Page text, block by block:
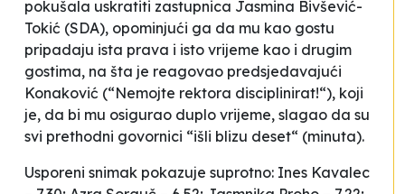
pokušala uskratiti zastupnica Jasmina Bivšević-
Tokić (SDA), opominjući ga da mu kao gostu
pripadaju ista prava i isto vrijeme kao i drugim
gostima, na šta je reagovao predsjedavajući
Konaković (“Nemojte rektora disciplinirat!“), koji
je, da bi mu osigurao duplo vrijeme, slagao da su
svi prethodni govornici “išli blizu deset“ (minuta).
Usporeni snimak pokazuje suprotno: Ines Kavalec